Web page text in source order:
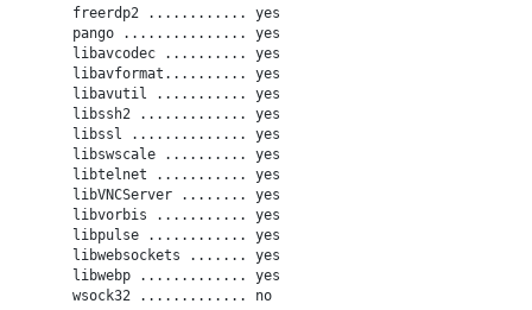
     freerdp2 ............ yes
     pango ............... yes
     libavcodec .......... yes
     libavformat.......... yes
     libavutil ........... yes
     libssh2 ............. yes
     libssl .............. yes
     libswscale .......... yes
     libtelnet ........... yes
     libVNCServer ........ yes
     libvorbis ........... yes
     libpulse ............ yes
     libwebsockets ....... yes
     libwebp ............. yes
     wsock32 ............. no